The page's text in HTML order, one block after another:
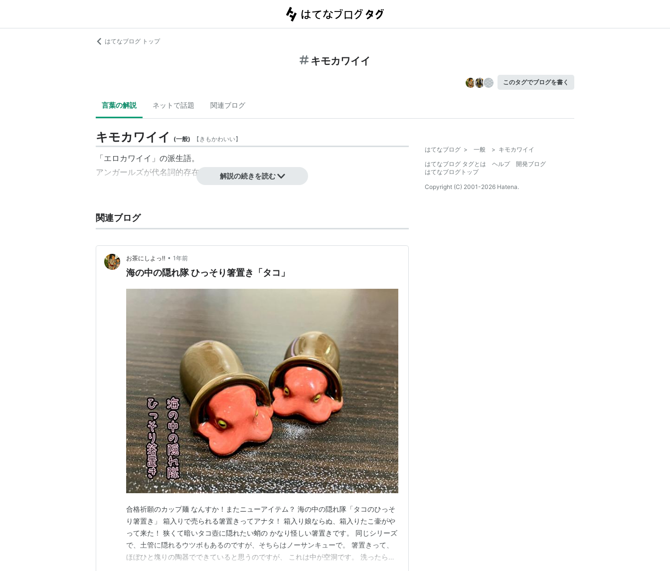
はてなブログ トップ
キモカワイイ
このタグでブログを書く
言葉の解説 ネットで話題 関連ブログ
キモカワイイ (一般) 【 きもかわいい】
「エロカワイイ」の派生語。
アンガールズが代名詞的存在。
解説の続きを読む
関連ブログ
お茶にしよっ‼︎ • 1年前
海の中の隠れ隊 ひっそり箸置き「タコ」
合格祈願のカップ麺 なんすか！またニューアイテム？ 海の中の隠れ隊「タコのひっそ
り箸置き」 箱入りで売られる箸置きってアナタ！ 箱入り娘ならぬ、箱入りたこ壷がや
って来た！ 狭くて暗いタコ壺に隠れたい蛸の かなり怪しい箸置きです。 同じシリーズ
で、土管に隠れるウツボもあるのですが、そちらはノーサンキューで。 箸置きって、
ほぼひと塊りの陶器でできていると思うのですが、 これは中が空洞です。 洗ったらし
はてなブログ > 一般 > キモカワイイ
はてなブログ タグとは
ヘルプ
開発ブログ
はてなブログトップ
Copyright (C) 2001-2026 Hatena.